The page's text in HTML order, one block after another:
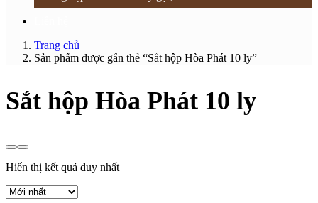
Trang chủ
Sản phẩm được gắn thẻ “Sắt hộp Hòa Phát 10 ly”
Sắt hộp Hòa Phát 10 ly
Hiển thị kết quả duy nhất